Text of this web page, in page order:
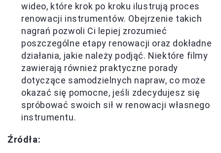
wideo, które krok po kroku ilustrują proces
renowacji instrumentów. Obejrzenie takich
nagrań pozwoli Ci lepiej zrozumieć
poszczególne etapy renowacji oraz dokładne
działania, jakie należy podjąć. Niektóre filmy
zawierają również praktyczne porady
dotyczące samodzielnych napraw, co może
okazać się pomocne, jeśli zdecydujesz się
spróbować swoich sił w renowacji własnego
instrumentu.
Źródła: